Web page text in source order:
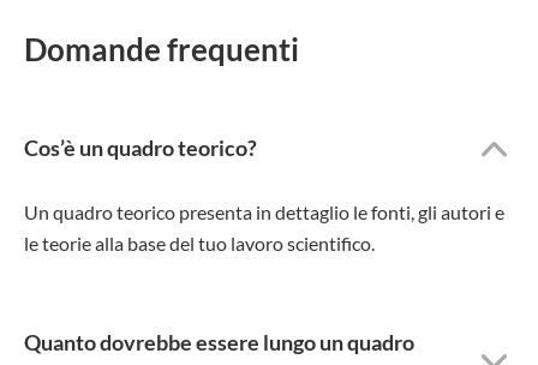
Domande frequenti
Cos’è un quadro teorico?
Un quadro teorico presenta in dettaglio le fonti, gli autori e
le teorie alla base del tuo lavoro scientifico.
Quanto dovrebbe essere lungo un quadro